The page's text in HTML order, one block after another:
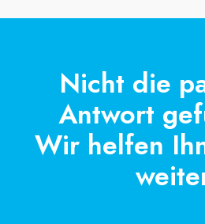
Nicht die
Antwort
Wir helfen